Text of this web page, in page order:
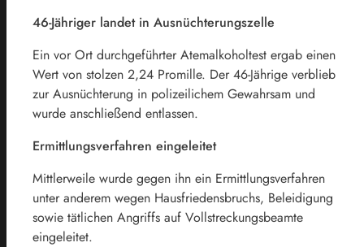
46-Jähriger landet in Ausnüchterungszelle
Ein vor Ort durchgeführter Atemalkoholtest ergab einen
Wert von stolzen 2,24 Promille. Der 46-Jährige verblieb
zur Ausnüchterung in polizeilichem Gewahrsam und
wurde anschließend entlassen.
Ermittlungsverfahren eingeleitet
Mittlerweile wurde gegen ihn ein Ermittlungsverfahren
unter anderem wegen Hausfriedensbruchs, Beleidigung
sowie tätlichen Angriffs auf Vollstreckungsbeamte
eingeleitet.